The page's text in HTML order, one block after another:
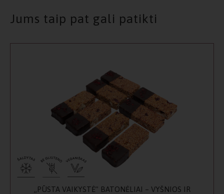
Jums taip pat gali patikti
„PŪSTA VAIKYSTĖ” BATONĖLIAI – VYŠNIOS IR